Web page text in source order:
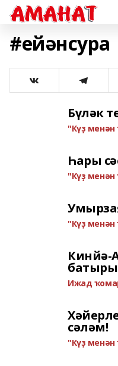
#ейәнсура
Бүләк
"Күҙ
Һары
"Күҙ
"Күҙ
Кинйә-
Ижад
сәләм!
"Күҙ